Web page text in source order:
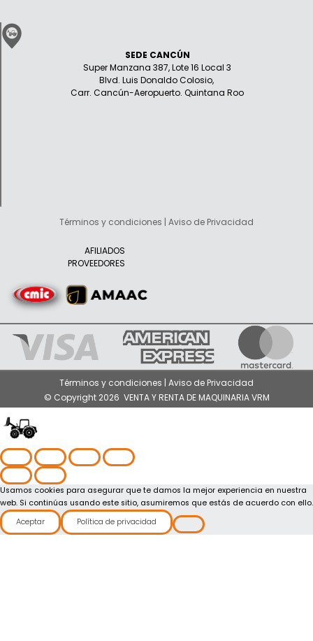
SEDE CANCÚN
Super Manzana 387, Lote 16 Local 3
Blvd. Luis Donaldo Colosio,
Carr. Cancún-Aeropuerto. Quintana Roo
Términos y condiciones | Aviso de Privacidad
AFILIADOS
PROVEEDORES
Términos y condiciones | Aviso de Privacidad
© Copyright 2026 VENTA Y RENTA DE MAQUINARIA VRM
Usamos cookies para asegurar que te damos la mejor experiencia en nuestra
web. Si continúas usando este sitio, asumiremos que estás de acuerdo con ello.
Aceptar
Política de privacidad